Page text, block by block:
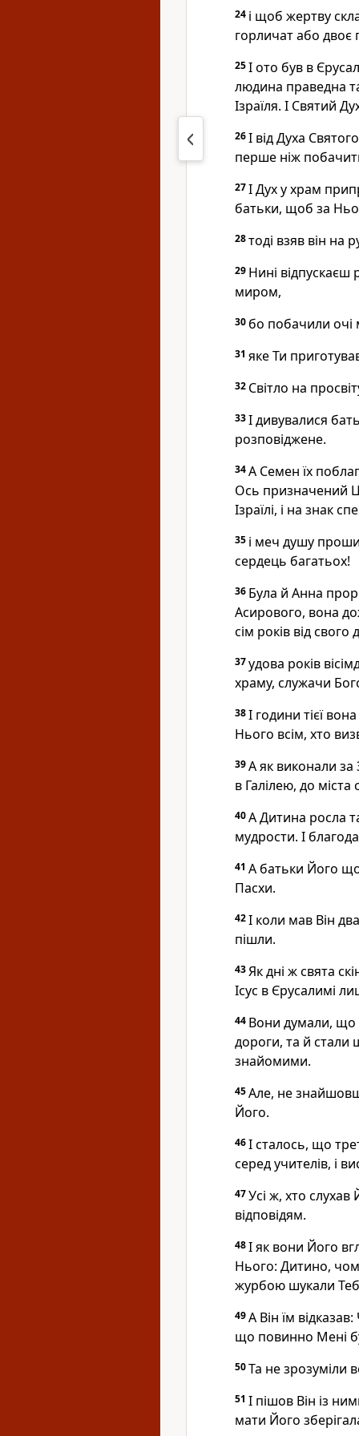
24 і щоб жертву
горличат або двоє
25І ото був в
людина праведна
Ізраїля. І Святий
26І від Духа
перше ніж
27І Дух у храм
батьки, щоб за
28тоді взяв він на
29 Нині відпускаєш
миром,
30 бо побачили очі
31 яке Ти
32 Світло на
33І дивувалися
розповіджене.
34А Семен їх
Ось призначений
Ізраїлі, і на знак
35 і меч душу
сердець багатьох!
36 Була й Анна
Асирового, вона
сім років від свого
37удова років
храму, служачи
38І години тієї
Нього всім, хто
39А як виконали
в Галілею, до міста
40А Дитина росла
мудрости. І
41 А батьки Його
Пасхи.
42І коли мав Він
пішли.
43Як дні ж свята
Ісус в Єрусалимі
44 Вони думали, що
дороги, та й
знайомими.
45Але, не
Його.
46І сталось, що
серед учителів, і
47Усі ж, хто
відповідям.
48І як вони Його
Нього: Дитино,
журбою шукали
49А Він їм
що повинно Мені
50Та не зрозуміли
51 І пішов Він із
мати Його